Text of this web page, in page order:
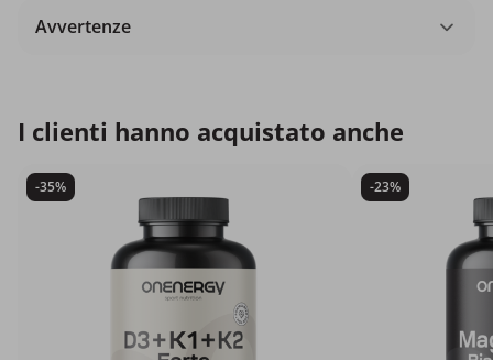
Avvertenze
I clienti hanno acquistato anche
-35% -23%